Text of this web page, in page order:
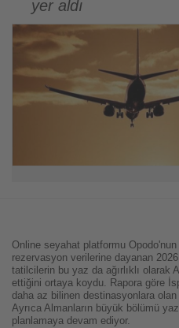
bitenleri
takip
ediyor!
yer aldı
Online seyahat platformu
rezervasyon verilerine dayanan
tatilcilerin bu yaz da ağırlıklı olarak
ettiğini ortaya koydu. Rapora göre
daha az bilinen destinasyonlara
Ayrıca Almanların büyük bölümü
planlamaya devam ediyor.